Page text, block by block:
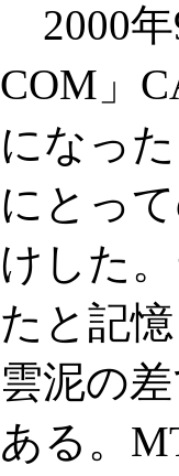
2000年
COM」
になっ
にとっ
けした
たと記
雲泥の
ある。